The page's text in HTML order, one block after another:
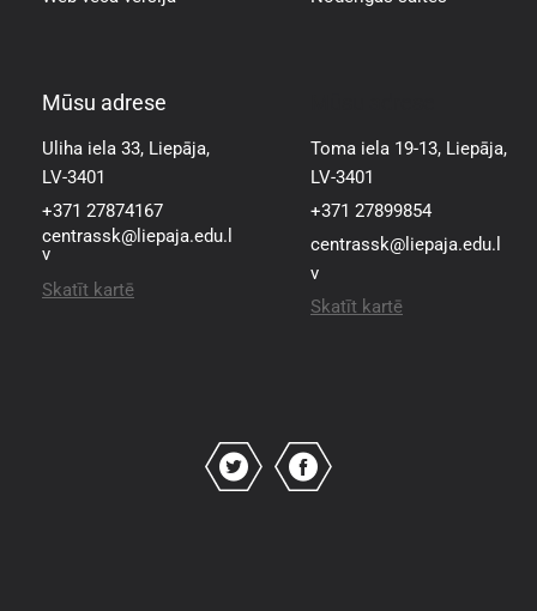
Mūsu adrese
Uliha iela 33, Liepāja,
LV-3401
+371 27874167
centrassk@liepaja.edu.l
v
Skatīt kartē
Toma iela 19-13, Liepāja,
LV-3401
+371 27899854
centrassk@liepaja.edu.l
v
Skatīt kartē